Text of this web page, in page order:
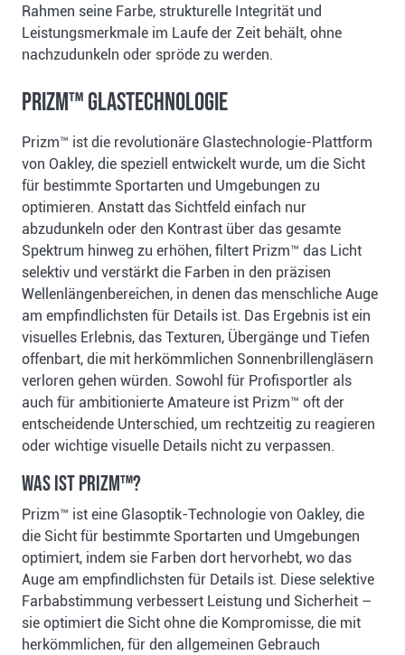
Rahmen seine Farbe, strukturelle Integrität und
Leistungsmerkmale im Laufe der Zeit behält, ohne
nachzudunkeln oder spröde zu werden.
Prizm™ Glastechnologie
Prizm™ ist die revolutionäre Glastechnologie-Plattform
von Oakley, die speziell entwickelt wurde, um die Sicht
für bestimmte Sportarten und Umgebungen zu
optimieren. Anstatt das Sichtfeld einfach nur
abzudunkeln oder den Kontrast über das gesamte
Spektrum hinweg zu erhöhen, filtert Prizm™ das Licht
selektiv und verstärkt die Farben in den präzisen
Wellenlängenbereichen, in denen das menschliche Auge
am empfindlichsten für Details ist. Das Ergebnis ist ein
visuelles Erlebnis, das Texturen, Übergänge und Tiefen
offenbart, die mit herkömmlichen Sonnenbrillengläsern
verloren gehen würden. Sowohl für Profisportler als
auch für ambitionierte Amateure ist Prizm™ oft der
entscheidende Unterschied, um rechtzeitig zu reagieren
oder wichtige visuelle Details nicht zu verpassen.
Was ist Prizm™?
Prizm™ ist eine Glasoptik-Technologie von Oakley, die
die Sicht für bestimmte Sportarten und Umgebungen
optimiert, indem sie Farben dort hervorhebt, wo das
Auge am empfindlichsten für Details ist. Diese selektive
Farbabstimmung verbessert Leistung und Sicherheit –
sie optimiert die Sicht ohne die Kompromisse, die mit
herkömmlichen, für den allgemeinen Gebrauch